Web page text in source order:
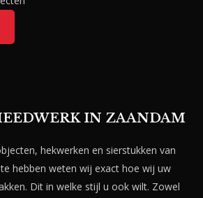
IN ZAANDAM
hekwerken en sierstukken van
hebben weten wij exact hoe wij uw
Dit in welke stijl u ook wilt. Zowel